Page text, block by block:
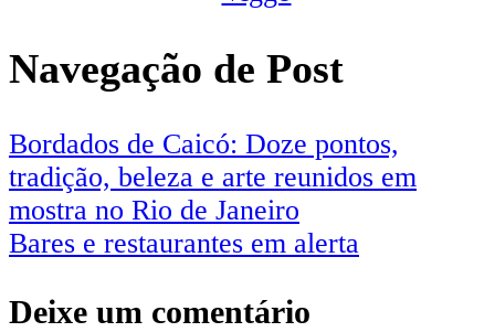
Navegação de Post
Bordados de Caicó: Doze pontos,
tradição, beleza e arte reunidos em
mostra no Rio de Janeiro
Bares e restaurantes em alerta
Deixe um comentário